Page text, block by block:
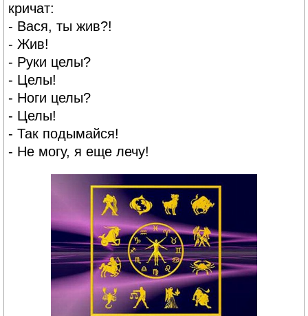
кричат:
- Вася, ты жив?!
- Жив!
- Руки целы?
- Целы!
- Ноги целы?
- Целы!
- Так подымайся!
- Не могу, я еще лечу!